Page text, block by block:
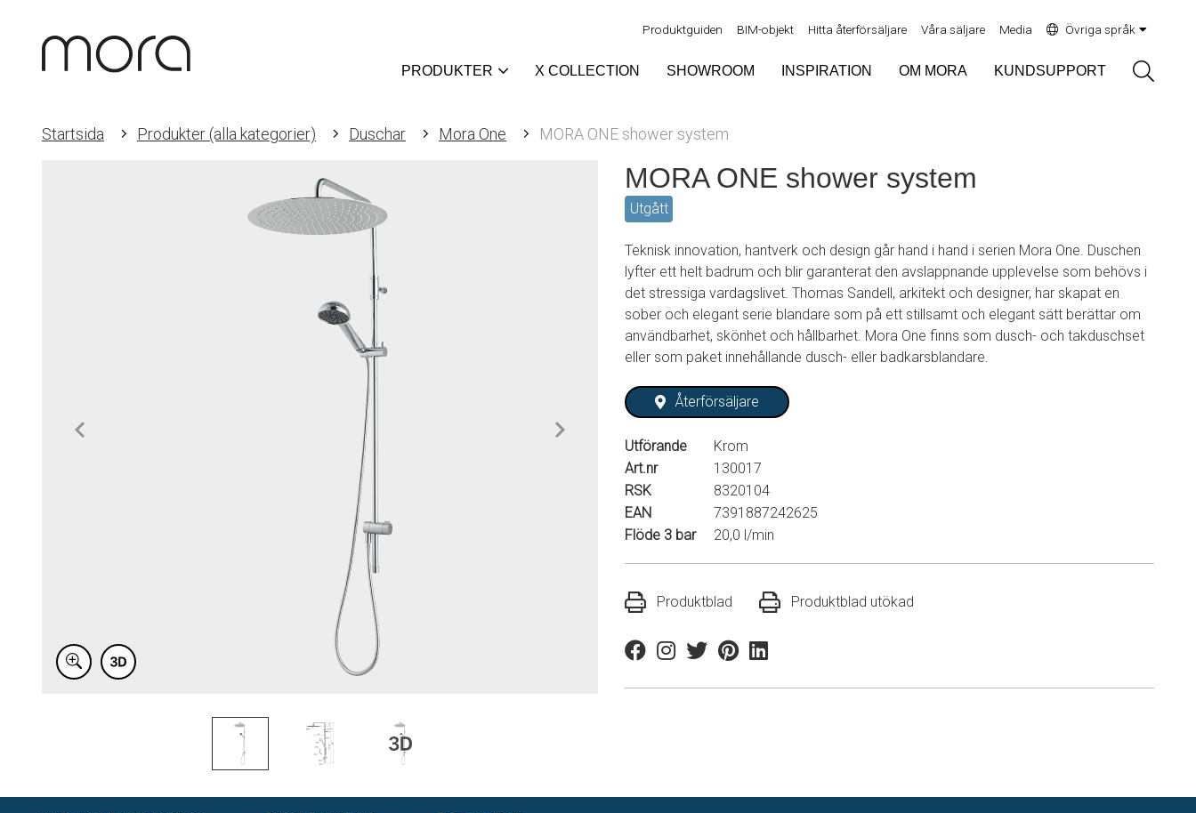
Produktguiden BIM-objekt Hitta återförsäljare Våra säljare Media Övriga språk
PRODUKTER X COLLECTION SHOWROOM INSPIRATION OM MORA KUNDSUPPORT
Startsida Produkter (alla kategorier) Duschar Mora One MORA ONE shower system
MORA ONE shower system
Utgått
Teknisk innovation, hantverk och design går hand i hand i serien Mora One. Duschen
lyfter ett helt badrum och blir garanterat den avslappnande upplevelse som behövs i
det stressiga vardagslivet. Thomas Sandell, arkitekt och designer, har skapat en
sober och elegant serie blandare som på ett stillsamt och elegant sätt berättar om
användbarhet, skönhet och hållbarhet. Mora One finns som dusch- och takduschset
eller som paket innehållande dusch- eller badkarsblandare.
Återförsäljare
Utförande
Krom
Art.nr
130017
RSK
8320104
EAN
7391887242625
Flöde 3 bar
20,0 l/min
Produktblad Produktblad utökad
FacebookInstagram
TwitterPinterestLinkedin